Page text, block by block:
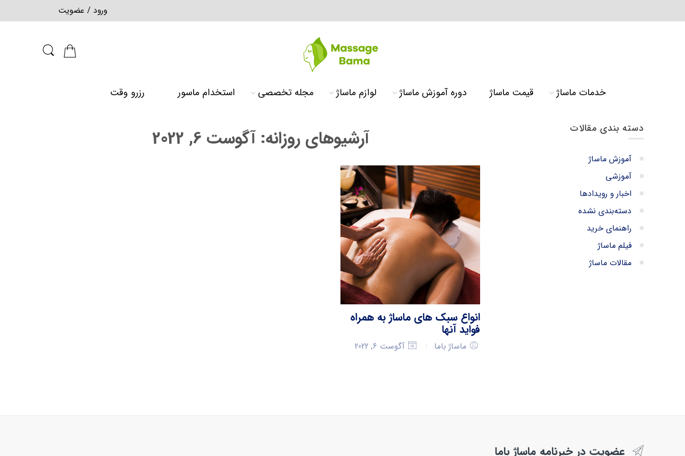
ورود / عضویت
خدمات ماساژ قیمت ماساژ دوره آموزش ماساژ لوازم ماساژ مجله تخصصی استخدام ماسور رزرو وقت
آرشیوهای روزانه:آگوست 6, 2022
انواع سبک های ماساژ به همراه
فواید آنها
ماساژ باما آگوست 6, 2022
دسته بندی مقالات
آموزش ماساژ
آموزشی
اخبار و رویدادها
دسته‌بندی نشده
راهنمای خرید
فیلم ماساژ
مقالات ماساژ
عضویت در خبرنامه ماساژ باما